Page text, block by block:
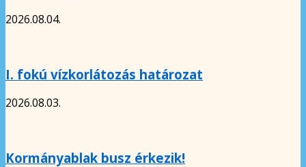
2026.08.04.
I. fokú vízkorlátozás határozat
2026.08.03.
Kormányablak busz érkezik!